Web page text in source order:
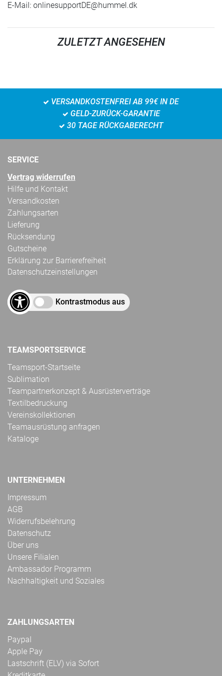
E-Mail: onlinesupportDE@hummel.dk
ZULETZT ANGESEHEN
VERSANDKOSTENFREI AB 99€ IN DE
GELD-ZURÜCK-GARANTIE
30 TAGE RÜCKGABERECHT
SERVICE
Vertrag widerrufen
Hilfe und Kontakt
Versandkosten
Zahlungsarten
Lieferung
Rücksendung
Gutscheine
Erklärung zur Barrierefreiheit
Datenschutzeinstellungen
Kontrastmodus aus
TEAMSPORTSERVICE
Teamsport-Startseite
Sublimation
Teampartnerkonzept & Ausrüsterverträge
Textilbedruckung
Vereinskollektionen
Teamausrüstung anfragen
Kataloge
UNTERNEHMEN
Impressum
AGB
Widerrufsbelehrung
Datenschutz
Über uns
Unsere Filialen
Ambassador Programm
Nachhaltigkeit und Soziales
ZAHLUNGSARTEN
Paypal
Apple Pay
Lastschrift (ELV) via Sofort